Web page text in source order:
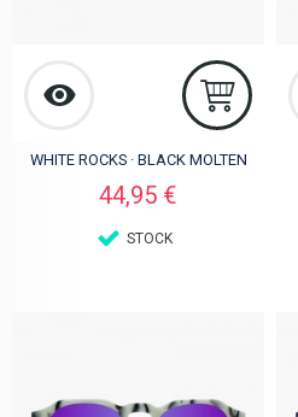
WHITE ROCKS · BLACK MOLTEN
Preis
44,95 €
STOCK